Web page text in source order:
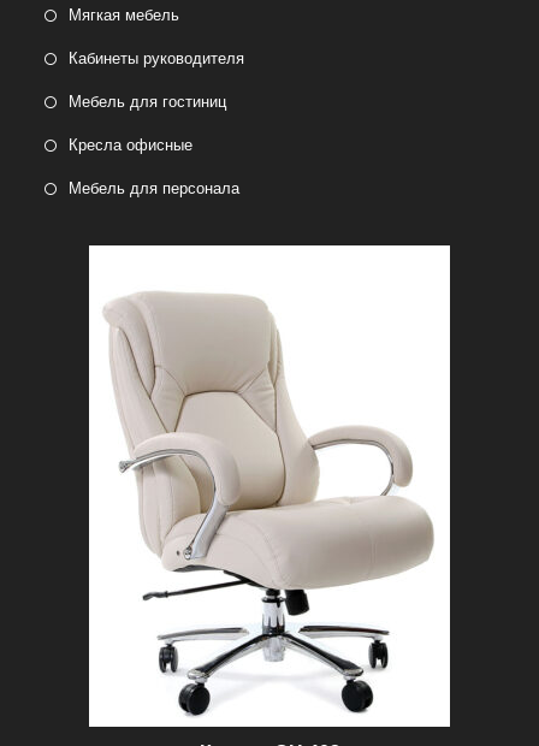
Мягкая мебель
Кабинеты руководителя
Мебель для гостиниц
Кресла офисные
Мебель для персонала